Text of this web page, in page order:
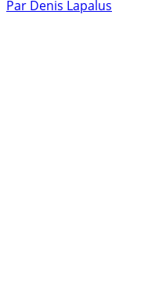
Par Denis Lapalus